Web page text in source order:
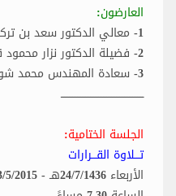
العارضون:
1- معالي الدكتور سعد بن تركي الخثلان
2- فضيلة الدكتور نزار محمود قاسم الشيخ
3- سعادة المهندس محمد شوكت عودة
ـــــــــــــــــــــــــــــــــــــــــــــــــــ
الجلسة الختامية:
تـــلاوة القـــرارات
الأربعاء 24/7/1436هـ - 13/5/2015م